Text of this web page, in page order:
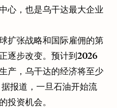
心，也是乌干达最大企业
扩张战略和国际雇佣的第
逐步改变。预计到2026
产，乌干达的经济将至少
报道，一旦石油开始流
投资机会。